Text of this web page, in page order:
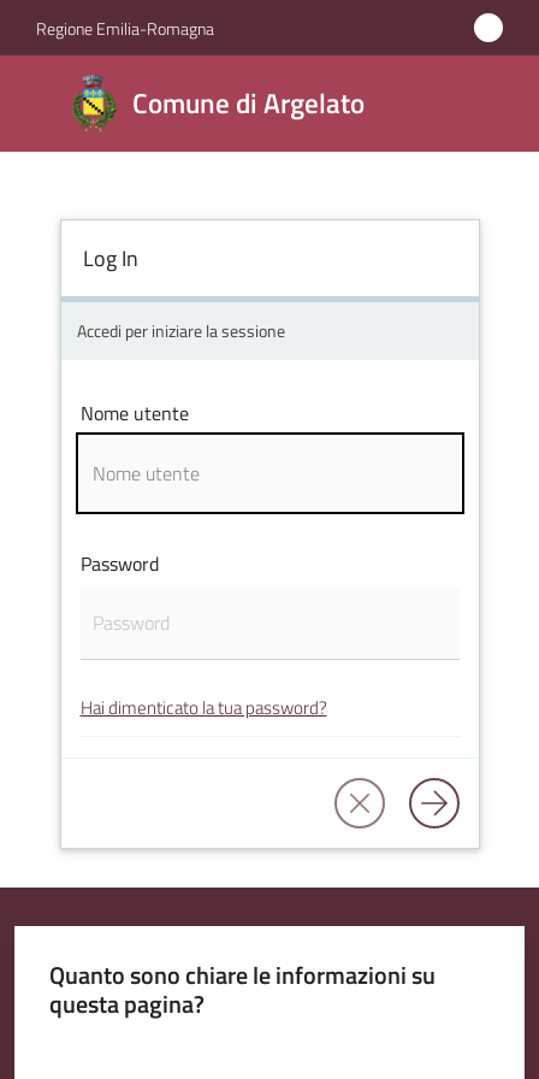
Vai al contenuto
Vai alla navigazione
Vai al footer
Regione Emilia-Romagna
Comune di Argelato
Comune
di
Argelato
Amministrazione
Novità
Servizi
Amministrazione
Seguici
Log In
Accedi per iniziare la sessione
Nome utente
Password
Hai dimenticato la tua password?
Quanto sono chiare le informazioni su
questa pagina?